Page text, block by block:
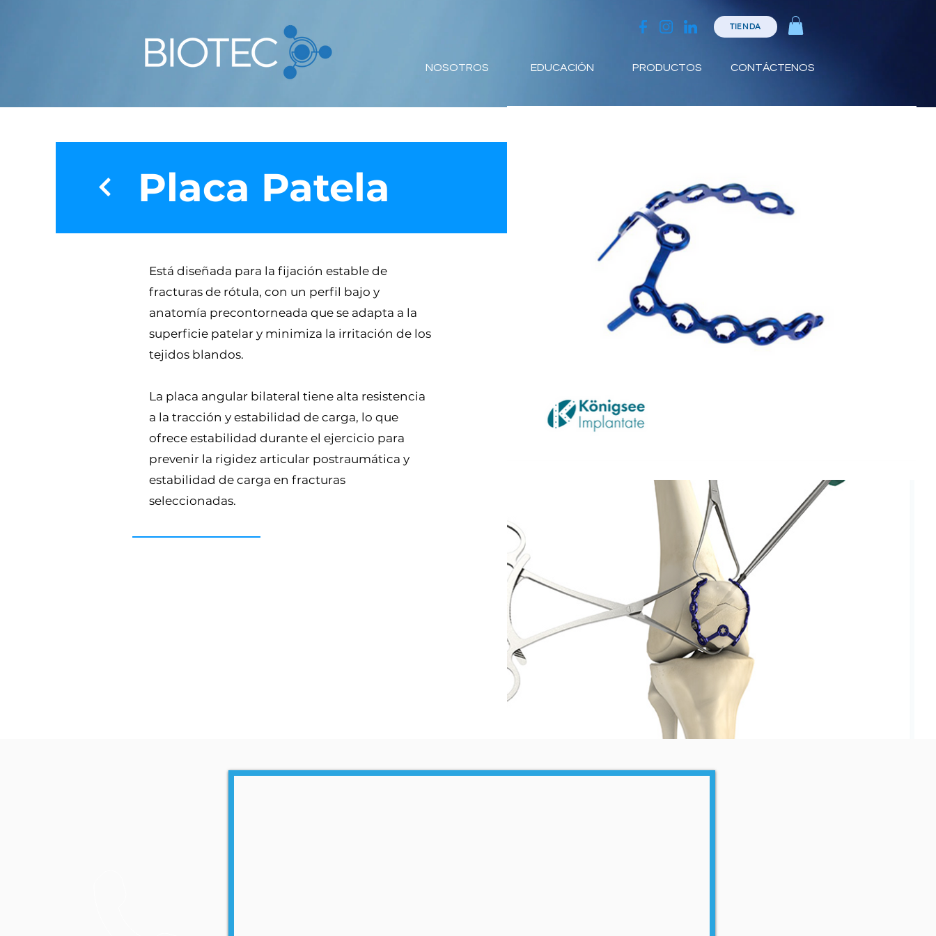
TIENDA
CONTÁCTENOS
PRODUCTOS
EDUCACIÓN
NOSOTROS
Placa Patela
Está diseñada para la fijación estable de
fracturas de rótula, con un perfil bajo y
anatomía precontorneada que se adapta a la
superficie patelar y minimiza la irritación de los
tejidos blandos.
La placa angular bilateral tiene alta resistencia
a la tracción y estabilidad de carga, lo que
ofrece estabilidad durante el ejercicio para
prevenir la rigidez articular postraumática y
estabilidad de carga en fracturas
seleccionadas.